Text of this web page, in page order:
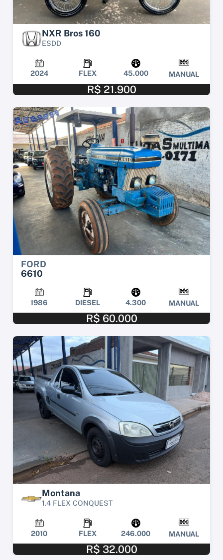
NXR Bros 160
ESDD
2024 FLEX 45.000 MANUAL
R$ 21.900
FORD
6610
1986 DIESEL 4.300 MANUAL
R$ 60.000
Montana
1.4 FLEX CONQUEST
2010 FLEX 246.000 MANUAL
R$ 32.000